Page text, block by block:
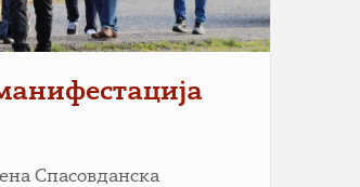
Спасовданска